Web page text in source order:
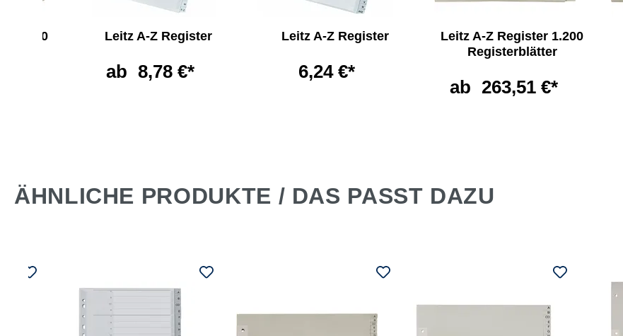
360
Leitz A-Z Register
ab 8,78 €*
Leitz A-Z Register
6,24 €*
Leitz A-Z Register 1.200
Registerblätter
ab 263,51 €*
ÄHNLICHE PRODUKTE / DAS PASST DAZU